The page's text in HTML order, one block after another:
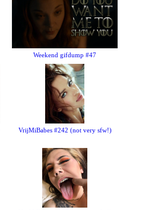
Weekend gifdump #47
VrijMiBabes #242 (not very sfw!)